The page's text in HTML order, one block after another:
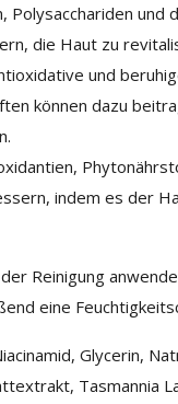
Polysacchariden und
die Haut zu
und
können dazu
indem es der
Reinigung
eine
Glycerin,
Tasmannia